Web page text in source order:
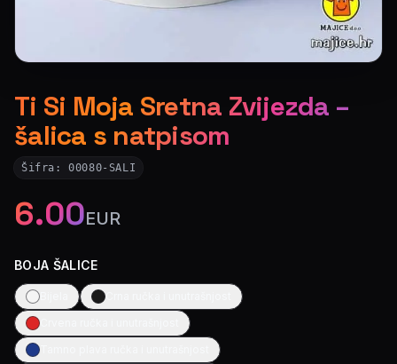
Ti Si Moja Sretna Zvijezda –
šalica s natpisom
Šifra:00080-SALI
6.00EUR
BOJA ŠALICE